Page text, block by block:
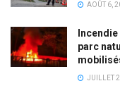
AOÛT 6,
parc
JUILLET